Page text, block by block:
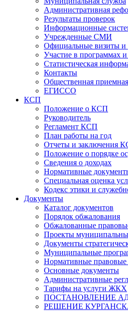
Административная
Результаты проверок
Информационные
Учрежденные СМИ
Официальные визиты и
Участие в программах
Статистическая
Контакты
Общественная приемная
ЕГИССО
КСП
Положение о КСП
Руководитель
Регламент КСП
План работы на год
Отчеты и заключения
Положение о порядке
Сведения о доходах
Нормативные
Специальная оценка
Кодекс этики и
Документы
Каталог документов
Порядок обжалования
Обжалованные
Проекты
Документы
Муниципальные
Нормативные правовые
Основные документы
Административные
Тарифы на услуги ЖКХ
ПОСТАНОВЛЕНИЕ
РЕШЕНИЕ